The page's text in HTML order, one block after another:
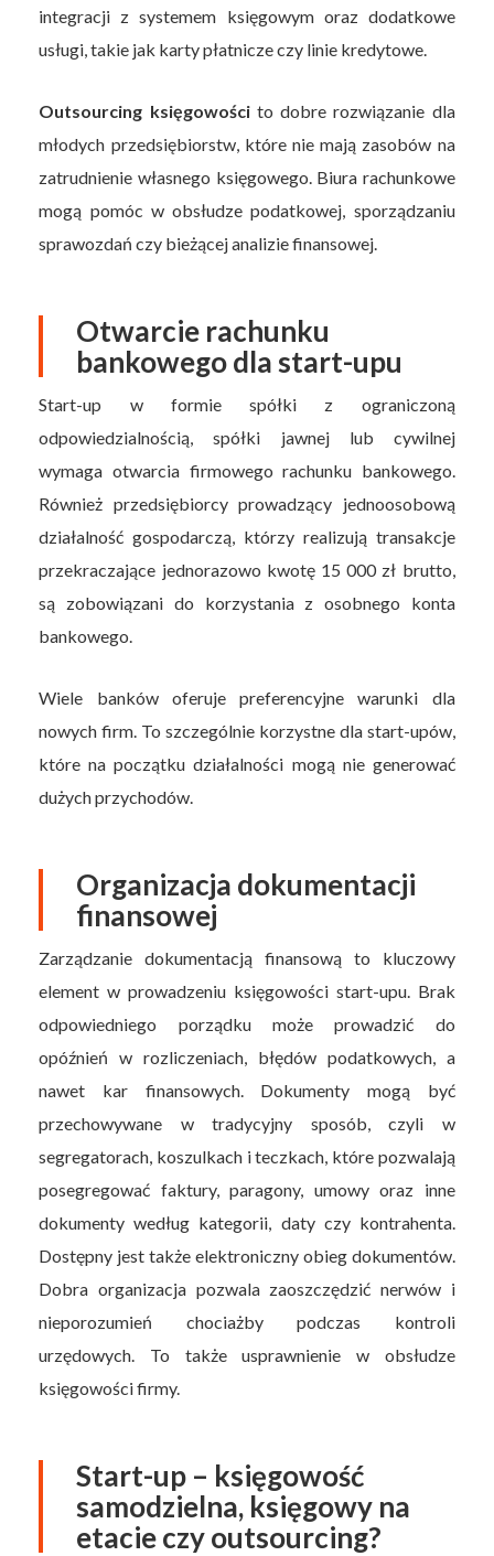
integracji z systemem księgowym oraz dodatkowe
usługi, takie jak karty płatnicze czy linie kredytowe.
Outsourcing księgowościto dobre rozwiązanie dla
młodych przedsiębiorstw, które nie mają zasobów na
zatrudnienie własnego księgowego. Biura rachunkowe
mogą pomóc w obsłudze podatkowej, sporządzaniu
sprawozdań czy bieżącej analizie finansowej.
Otwarcie rachunku
bankowego dla start-upu
Start-up w formie spółki z ograniczoną
odpowiedzialnością, spółki jawnej lub cywilnej
wymaga otwarcia firmowego rachunku bankowego.
Również przedsiębiorcy prowadzący jednoosobową
działalność gospodarczą, którzy realizują transakcje
przekraczające jednorazowo kwotę 15 000 zł brutto,
są zobowiązani do korzystania z osobnego konta
bankowego.
Wiele banków oferuje preferencyjne warunki dla
nowych firm. To szczególnie korzystne dla start-upów,
które na początku działalności mogą nie generować
dużych przychodów.
Organizacja dokumentacji
finansowej
Zarządzanie dokumentacją finansową to kluczowy
element w prowadzeniu księgowości start-upu. Brak
odpowiedniego porządku może prowadzić do
opóźnień w rozliczeniach, błędów podatkowych, a
nawet kar finansowych. Dokumenty mogą być
przechowywane w tradycyjny sposób, czyli w
segregatorach, koszulkach i teczkach, które pozwalają
posegregować faktury, paragony, umowy oraz inne
dokumenty według kategorii, daty czy kontrahenta.
Dostępny jest także elektroniczny obieg dokumentów.
Dobra organizacja pozwala zaoszczędzić nerwów i
nieporozumień chociażby podczas kontroli
urzędowych. To także usprawnienie w obsłudze
księgowości firmy.
Start-up – księgowość
samodzielna, księgowy na
etacie czy outsourcing?